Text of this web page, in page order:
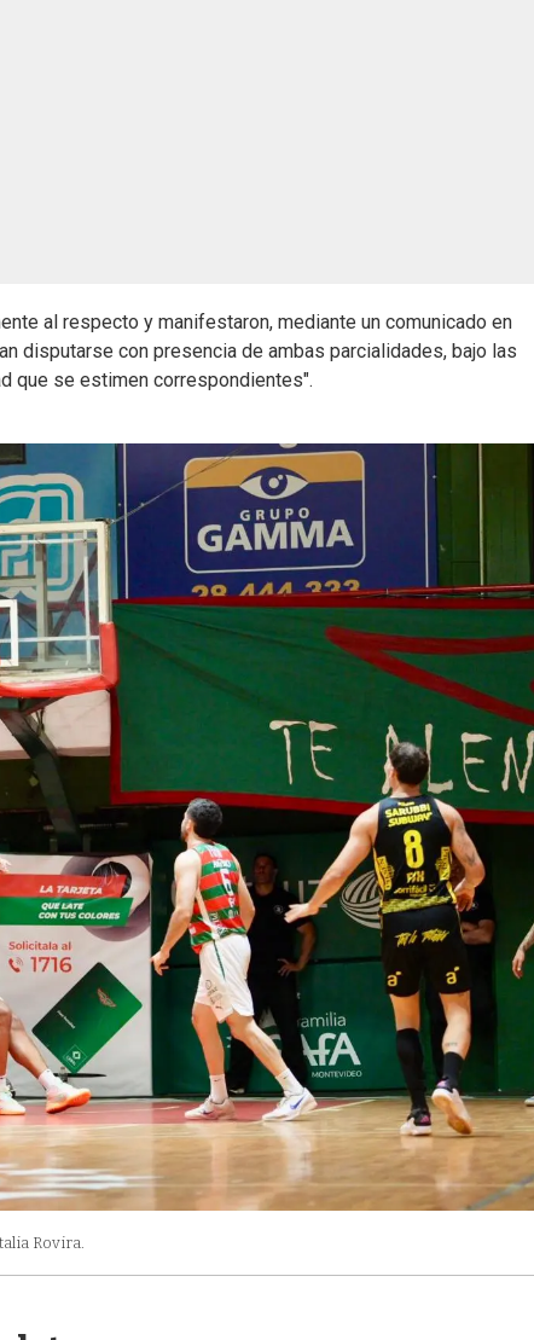
al respecto y manifestaron, mediante un comunicado en
disputarse con presencia de ambas parcialidades, bajo las
que se estimen correspondientes".
Rovira.